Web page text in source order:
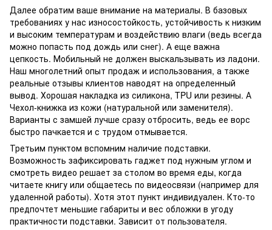
Далее обратим ваше внимание на материалы. В базовых
требованиях у нас износостойкость, устойчивость к низким
и высоким температурам и воздействию влаги (ведь всегда
можно попасть под дождь или снег). А еще важна
цепкость. Мобильный не должен выскальзывать из ладони.
Наш многолетний опыт продаж и использования, а также
реальные отзывы клиентов наводят на определенный
вывод. Хорошая накладка из силикона, TPU или резины. А
Чехол-книжка из кожи (натуральной или заменителя).
Варианты с замшей лучше сразу отбросить, ведь ее ворс
быстро пачкается и с трудом отмывается.
Третьим пунктом вспомним наличие подставки.
Возможность зафиксировать гаджет под нужным углом и
смотреть видео решает за столом во время еды, когда
читаете книгу или общаетесь по видеосвязи (например для
удаленной работы). Хотя этот пункт индивидуален. Кто-то
предпочтет меньшие габариты и вес обложки в угоду
практичности подставки. Зависит от пользователя.